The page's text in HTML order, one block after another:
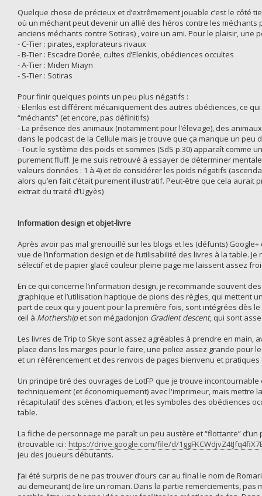
Quelque chose de précieux et d’extrêmement jouable c’est le
où un méchant peut devenir un allié des héros contre les
anciens méchants contre Sotiras) , voire un ami. Pour le plaisir, une
- C-Tier : pirates, explorateurs rivaux
- B-Tier : Escadre Dorée, cultes d’Elenkis, obédiences occultes
- A-Tier : Miden Miayn
- S-Tier : Sotiras
Pour finir quelques points un peu plus négatifs :
- Elenkis est différent mécaniquement des autres obédiences, ce
“méchants” (et encore, pas définitifs)
- La présence des animaux (notamment pour l’élevage), des
dans le podcast de la Cellule mais je trouve que ça manque un peu
- Tout le système des poids et sommes (SdS p.30) apparaît comme
purement fluff. Je me suis retrouvé à essayer de déterminer
valeurs données : 1 à 4) et de considérer les poids négatifs
alors qu’en fait c’était purement illustratif. Peut-être que cela
extrait du traité d’Ugyès)
Information design et objet-livre
Après avoir pas mal grenouillé sur les blogs et les (défunts)
vue de l’information design et de l’utilisabilité des livres à la table.
sélectif et de papier glacé couleur pleine page me laissent assez
En ce qui concerne l’information design, je recommande souvent
graphique et l’utilisation haptique de pions des règles, qui mettent
part de ceux qui y jouent pour la première fois, sont intégrées dès
œil à Mothershipet son mégadonjon Gradient descent, qui sont
Les livres de Trip to Skye sont assez agréables à prendre en
place dans les marges pour le faire, une police assez grande pour
et un référencement et des renvois de pages bienvenu et pratiques
Un principe tiré des ouvrages de LotFP que je trouve
techniquement (et économiquement) avec l'imprimeur, mais
récapitulatif des scènes d’action, et les symboles des obédiences
table.
La fiche de personnage me paraît un peu austère et “flottante”
(trouvable ici : https://drive.google.com/file/d/
jeu des joueurs débutants.
J’ai été surpris de ne pas trouver d’ours car au final le nom de
au demeurant) de lire un roman. Dans la partie remerciements,